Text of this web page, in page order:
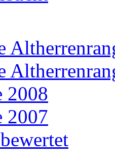
2008
2007